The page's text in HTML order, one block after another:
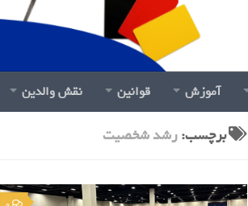
آموزش قوانین نقش والدین
برچسب:رشد شخصیت